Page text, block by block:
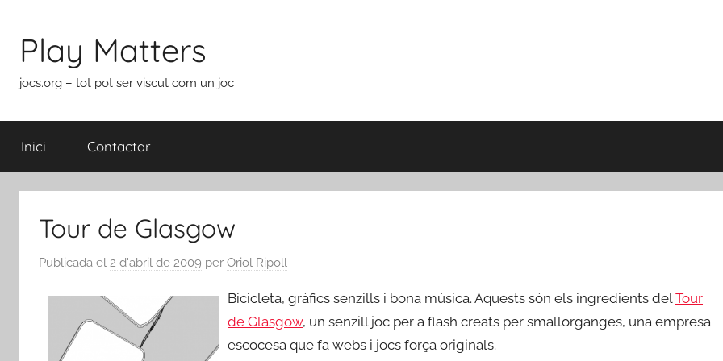
contingut
Play Matters
jocs.org – tot pot ser viscut com un joc
Inici Contactar
Tour de Glasgow
Publicada el 2 d'abril de 2009 per Oriol Ripoll
Bicicleta, gràfics senzills i bona música. Aquests són els ingredients del Tour
de Glasgow, un senzill joc per a flash creats per smallorganges, una empresa
escocesa que fa webs i jocs força originals.